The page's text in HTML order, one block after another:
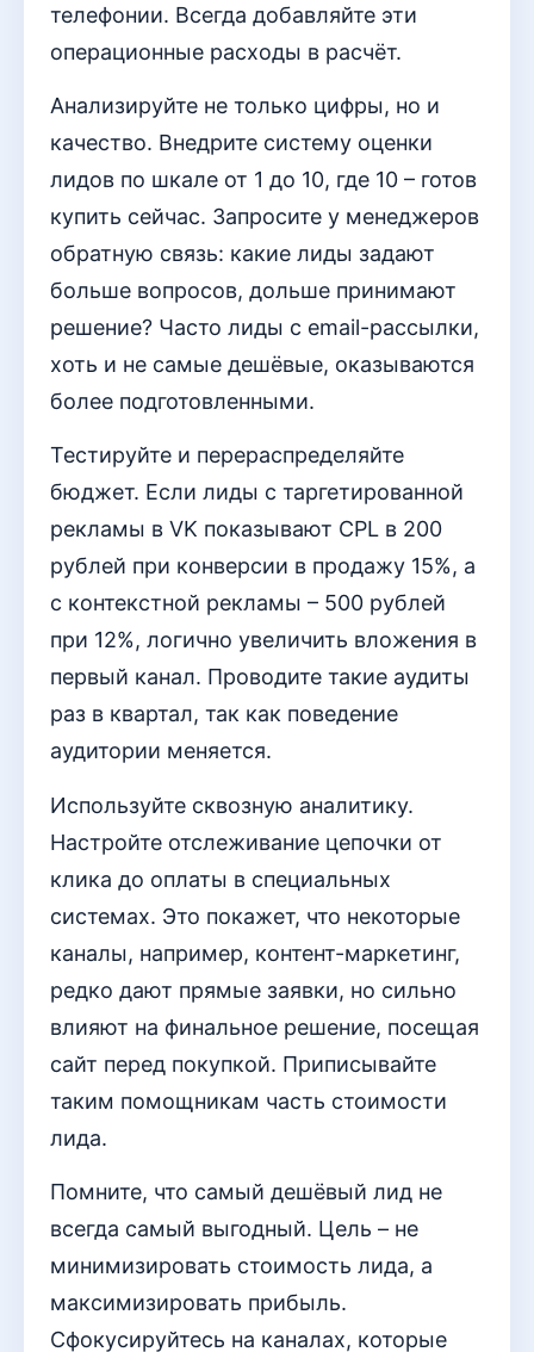
телефонии. Всегда добавляйте эти
операционные расходы в расчёт.
Анализируйте не только цифры, но и
качество. Внедрите систему оценки
лидов по шкале от 1 до 10, где 10 – готов
купить сейчас. Запросите у менеджеров
обратную связь: какие лиды задают
больше вопросов, дольше принимают
решение? Часто лиды с email-рассылки,
хоть и не самые дешёвые, оказываются
более подготовленными.
Тестируйте и перераспределяйте
бюджет. Если лиды с таргетированной
рекламы в VK показывают CPL в 200
рублей при конверсии в продажу 15%, а
с контекстной рекламы – 500 рублей
при 12%, логично увеличить вложения в
первый канал. Проводите такие аудиты
раз в квартал, так как поведение
аудитории меняется.
Используйте сквозную аналитику.
Настройте отслеживание цепочки от
клика до оплаты в специальных
системах. Это покажет, что некоторые
каналы, например, контент-маркетинг,
редко дают прямые заявки, но сильно
влияют на финальное решение, посещая
сайт перед покупкой. Приписывайте
таким помощникам часть стоимости
лида.
Помните, что самый дешёвый лид не
всегда самый выгодный. Цель – не
минимизировать стоимость лида, а
максимизировать прибыль.
Сфокусируйтесь на каналах, которые